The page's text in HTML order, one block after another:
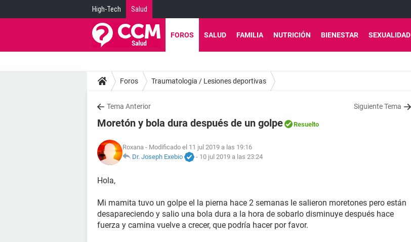
High-Tech Salud
FOROS SALUD FAMILIA NUTRICIÓN BIENESTAR SEXUALIDAD
Foros Traumatologia / Lesiones deportivas
Tema Anterior Siguiente Tema
Moretón y bola dura después de un golpe Resuelto
Roxana - Modificado el 11 jul 2019 a las 19:16
Dr. Joseph Exebio
- 10 jul 2019 a las 23:24
Hola,
Mi mamita tuvo un golpe el la pierna hace 2 semanas le salieron moretones pero están
desapareciendo y salio una bola dura a la hora de sobarlo disminuye después hace
fuerza y camina vuelve a crecer, que podría hacer por favor.